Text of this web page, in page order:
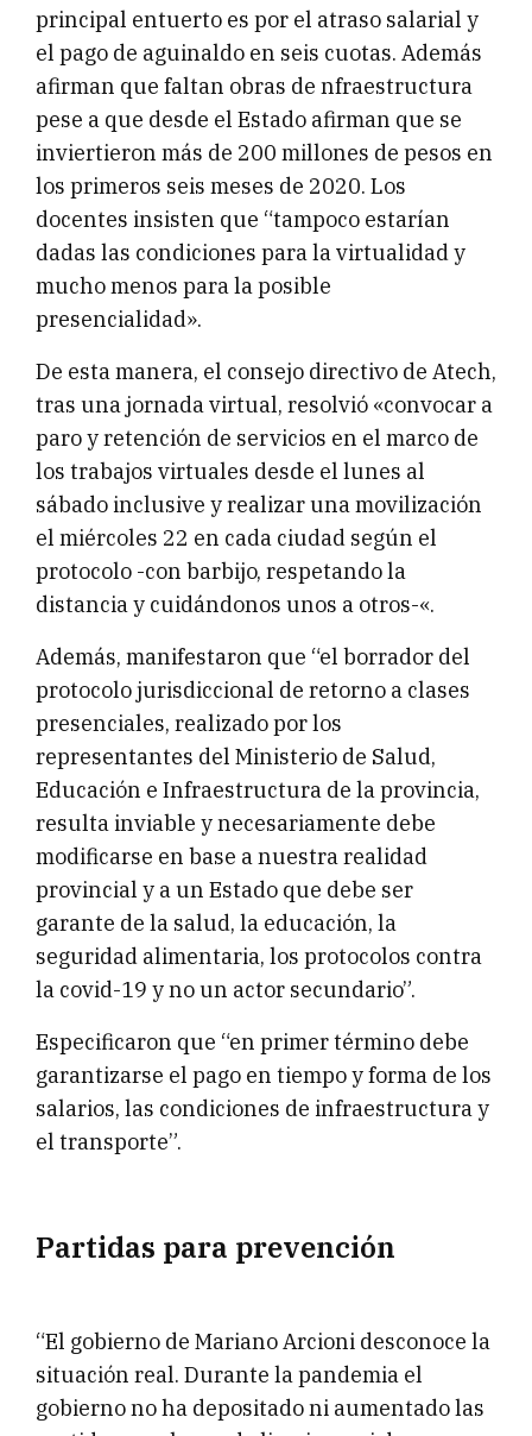
principal entuerto es por el atraso salarial y
el pago de aguinaldo en seis cuotas. Además
afirman que faltan obras de nfraestructura
pese a que desde el Estado afirman que se
inviertieron más de 200 millones de pesos en
los primeros seis meses de 2020. Los
docentes insisten que “tampoco estarían
dadas las condiciones para la virtualidad y
mucho menos para la posible
presencialidad».
De esta manera, el consejo directivo de Atech,
tras una jornada virtual, resolvió «convocar a
paro y retención de servicios en el marco de
los trabajos virtuales desde el lunes al
sábado inclusive y realizar una movilización
el miércoles 22 en cada ciudad según el
protocolo -con barbijo, respetando la
distancia y cuidándonos unos a otros-«.
Además, manifestaron que “el borrador del
protocolo jurisdiccional de retorno a clases
presenciales, realizado por los
representantes del Ministerio de Salud,
Educación e Infraestructura de la provincia,
resulta inviable y necesariamente debe
modificarse en base a nuestra realidad
provincial y a un Estado que debe ser
garante de la salud, la educación, la
seguridad alimentaria, los protocolos contra
la covid-19 y no un actor secundario”.
Especificaron que “en primer término debe
garantizarse el pago en tiempo y forma de los
salarios, las condiciones de infraestructura y
el transporte”.
Partidas para prevención
“El gobierno de Mariano Arcioni desconoce la
situación real. Durante la pandemia el
gobierno no ha depositado ni aumentado las